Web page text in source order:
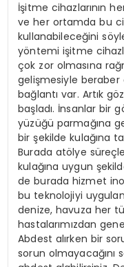
İşitme cihazlarının
ve her ortamda bu
kullanabileceğini
yöntemi işitme
çok zor olmasına
gelişmesiyle beraber
bağlantı var. Artık
başladı. İnsanlar bir
yüzüğü parmağına
bir şekilde kulağına
Burada atölye
kulağına uygun
de burada hizmet
bu teknolojiyi
denize, havuza her
hastalarımızdan
Abdest alırken bir
sorun olmayacağını